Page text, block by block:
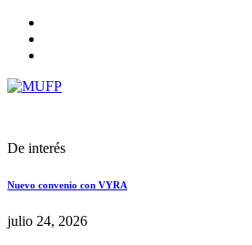
De interés
Nuevo convenio con VYRA
julio 24, 2026